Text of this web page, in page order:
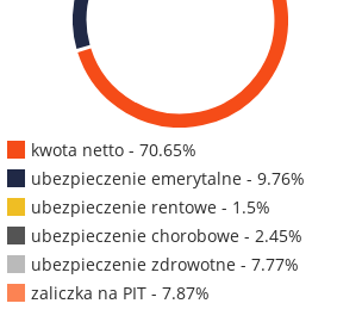
kwota netto - 70.65%
ubezpieczenie emerytalne - 9.76%
ubezpieczenie rentowe - 1.5%
ubezpieczenie chorobowe - 2.45%
ubezpieczenie zdrowotne - 7.77%
zaliczka na PIT - 7.87%